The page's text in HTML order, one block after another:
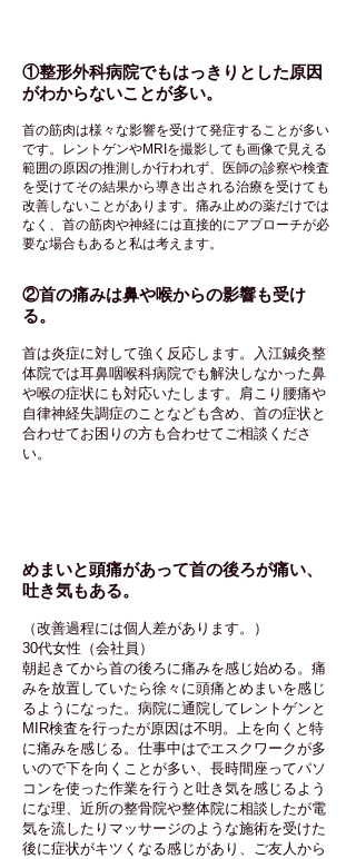
①整形外科病院でもはっきりとした原因
がわからないことが多い。
首の筋肉は様々な影響を受けて発症することが多い
です。レントゲンやMRIを撮影しても画像で見える
範囲の原因の推測しか行われず、医師の診察や検査
を受けてその結果から導き出される治療を受けても
改善しないことがあります。痛み止めの薬だけでは
なく、首の筋肉や神経には直接的にアプローチが必
要な場合もあると私は考えます。
②首の痛みは鼻や喉からの影響も受け
る。
首は炎症に対して強く反応します。入江鍼灸整
体院では耳鼻咽喉科病院でも解決しなかった鼻
や喉の症状にも対応いたします。肩こり腰痛や
自律神経失調症のことなども含め、首の症状と
合わせてお困りの方も合わせてご相談くださ
い。
めまいと頭痛があって首の後ろが痛い、
吐き気もある。
（改善過程には個人差があります。）
30代女性（会社員）
朝起きてから首の後ろに痛みを感じ始める。痛
みを放置していたら徐々に頭痛とめまいを感じ
るようになった。病院に通院してレントゲンと
MIR検査を行ったが原因は不明。上を向くと特
に痛みを感じる。仕事中はでエスクワークが多
いので下を向くことが多い、長時間座ってパソ
コンを使った作業を行うと吐き気を感じるよう
にな理、近所の整骨院や整体院に相談したが電
気を流したりマッサージのような施術を受けた
後に症状がキツくなる感じがあり、ご友人から